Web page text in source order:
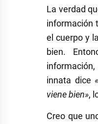
La verdad
información
el cuerpo y
bien.
innata dice
viene bien»,
Creo que